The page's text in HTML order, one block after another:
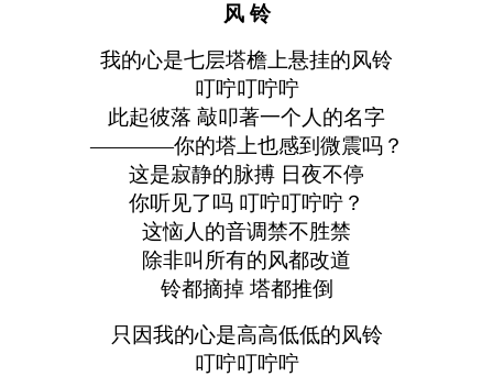
风 铃
我的心是七层塔檐上悬挂的风铃
叮咛叮咛咛
此起彼落 敲叩著一个人的名字
————你的塔上也感到微震吗？
这是寂静的脉搏 日夜不停
你听见了吗 叮咛叮咛咛？
这恼人的音调禁不胜禁
除非叫所有的风都改道
铃都摘掉 塔都推倒
只因我的心是高高低低的风铃
叮咛叮咛咛